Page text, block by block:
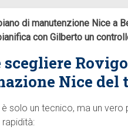
di manutenzione Nice a
con Gilberto un
scegliere
Nice
è solo un tecnico, ma un